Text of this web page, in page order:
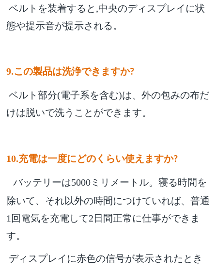
ベルトを装着すると,中央のディスプレイに状
態や提示音が提示される。
9.この製品は洗浄できますか?
ベルト部分(電子系を含む)は、外の包みの布だ
けは脱いで洗うことができます。
10.充電は一度にどのくらい使えますか?
バッテリーは5000ミリメートル。寝る時間を
除いて、それ以外の時間につけていれば、普通
1回電気を充電して2日間正常に仕事ができま
す。
ディスプレイに赤色の信号が表示されたとき